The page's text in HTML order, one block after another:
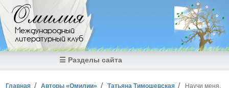
Перейти к основному содержанию
Омилия
Международный
литературный клуб
☰ Разделы сайта
Главная Авторы «Омилии» Татьяна Тимошевская
Научи меня,